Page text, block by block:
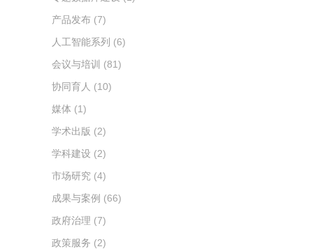
产品发布 (7)
人工智能系列 (6)
会议与培训 (81)
协同育人 (10)
媒体 (1)
学术出版 (2)
学科建设 (2)
市场研究 (4)
成果与案例 (66)
政府治理 (7)
政策服务 (2)